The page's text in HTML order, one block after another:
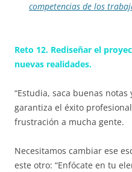
competencias de los
Reto 12. Rediseñar el
nuevas realidades.
“Estudia, saca buenas
garantiza el éxito
frustración a mucha gente.
Necesitamos cambiar ese
este otro: “Enfócate en tu